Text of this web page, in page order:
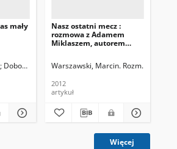
mały
Dobosz, Zbyszek
Nasz ostatni mecz :
rozmowa z Adamem
Miklaszem, autorem
Warszawski, Marcin. Rozm.
2012
artykuł
Więcej